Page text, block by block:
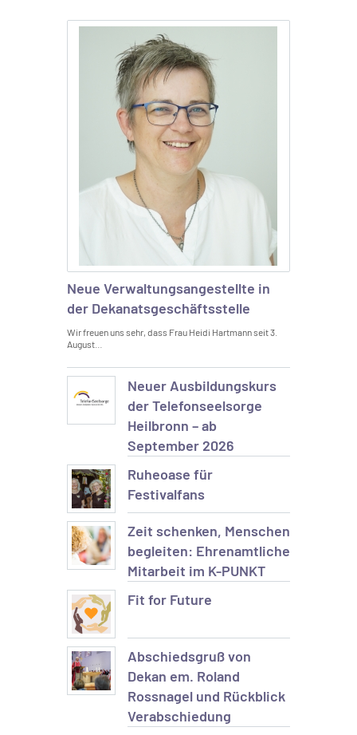
Neue Verwaltungsangestellte in
der Dekanatsgeschäftsstelle
Wir freuen uns sehr, dass Frau Heidi Hartmann seit 3.
August…
Neuer Ausbildungskurs
der Telefonseelsorge
Heilbronn – ab
September 2026
Ruheoase für
Festivalfans
Zeit schenken, Menschen
begleiten: Ehrenamtliche
Mitarbeit im K-PUNKT
Fit for Future
Abschiedsgruß von
Dekan em. Roland
Rossnagel und Rückblick
Verabschiedung